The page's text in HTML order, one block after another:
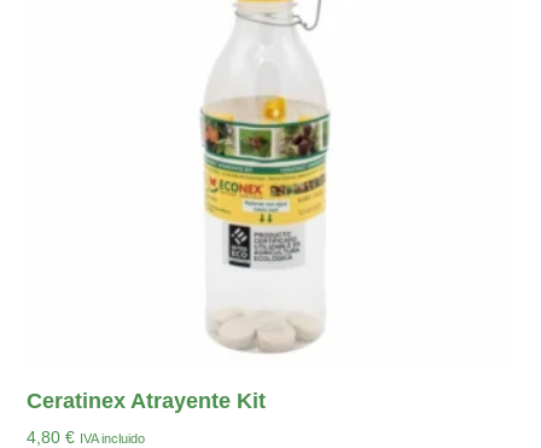
Ceratinex Atrayente Kit
4,80€ IVA incluido